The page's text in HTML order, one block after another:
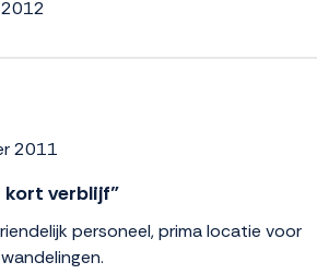
2011
kort verblijf”
personeel, prima locatie voor